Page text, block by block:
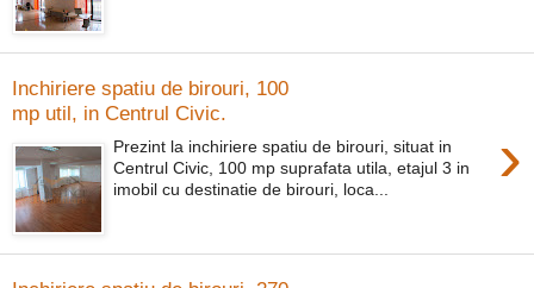
Inchiriere spatiu de birouri, 100
mp util, in Centrul Civic.
›
Prezint la inchiriere spatiu de birouri, situat in
Centrul Civic, 100 mp suprafata utila, etajul 3 in
imobil cu destinatie de birouri, loca...